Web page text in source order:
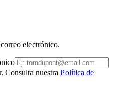
electrónico.
Consulta nuestra Política de